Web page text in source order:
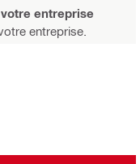
entreprise
entreprise.